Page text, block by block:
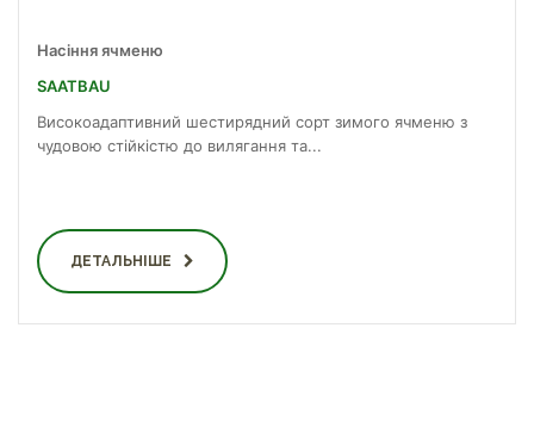
Насіння ячменю
SAATBAU
Високоадаптивний шестирядний сорт зимого ячменю з
чудовою стійкістю до вилягання та...
ДЕТАЛЬНІШЕ